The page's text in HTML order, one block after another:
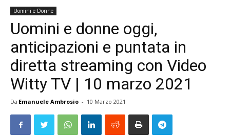
Uomini e Donne
Uomini e donne oggi,
anticipazioni e puntata in
diretta streaming con Video
Witty TV | 10 marzo 2021
Da Emanuele Ambrosio - 10 Marzo 2021